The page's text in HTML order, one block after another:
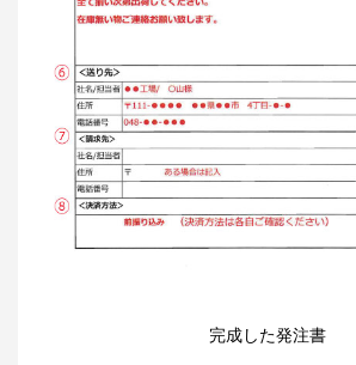
完成した発注書